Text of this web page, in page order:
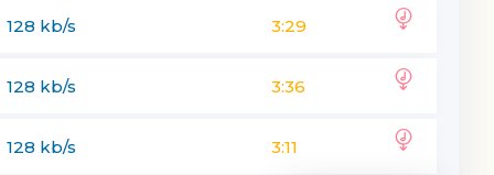
128 kb/s 3:29
128 kb/s 3:36
128 kb/s 3:11